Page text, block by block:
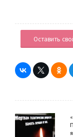
Оставить
«